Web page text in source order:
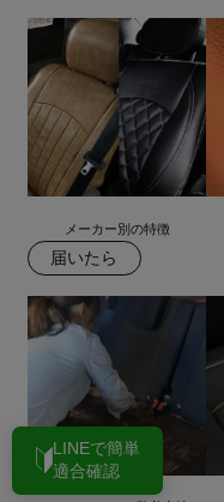
メーカー別の特徴
届いたら
LINEで簡単
適合確認